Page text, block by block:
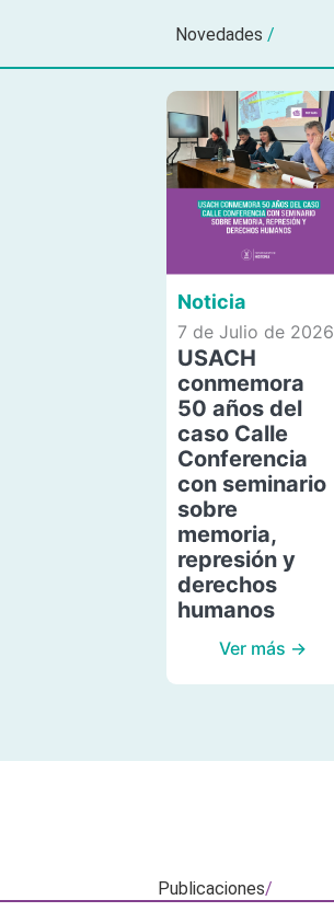
Novedades /
Noticia
7 de Julio de 2026
USACH
conmemora
50 años del
caso Calle
Conferencia
con seminario
sobre
memoria,
represión y
derechos
humanos
Ver más →
Publicaciones/